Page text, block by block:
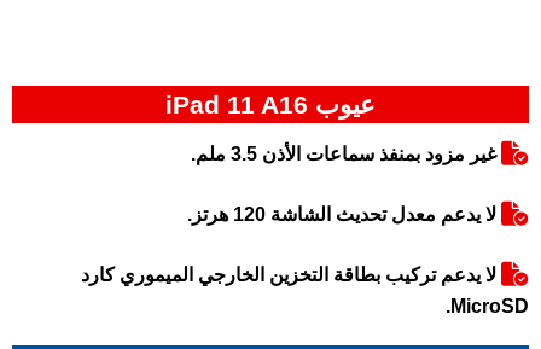
عيوب iPad 11 A16
غير مزود بمنفذ سماعات الأذن 3.5 ملم.
لا يدعم معدل تحديث الشاشة 120 هرتز.
لا يدعم تركيب بطاقة التخزين الخارجي الميموري كارد
MicroSD.